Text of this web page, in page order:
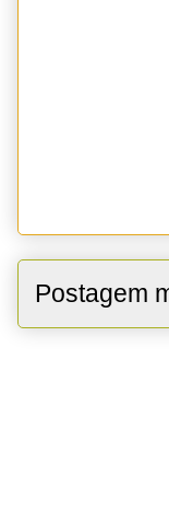
Postagem